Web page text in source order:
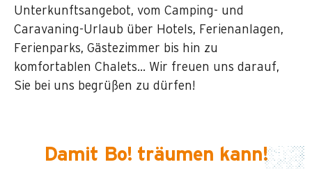
Unterkunftsangebot, vom Camping- und
Caravaning-Urlaub über Hotels, Ferienanlagen,
Ferienparks, Gästezimmer bis hin zu
komfortablen Chalets… Wir freuen uns darauf,
Sie bei uns begrüßen zu dürfen!
Damit Bo! träumen kann!